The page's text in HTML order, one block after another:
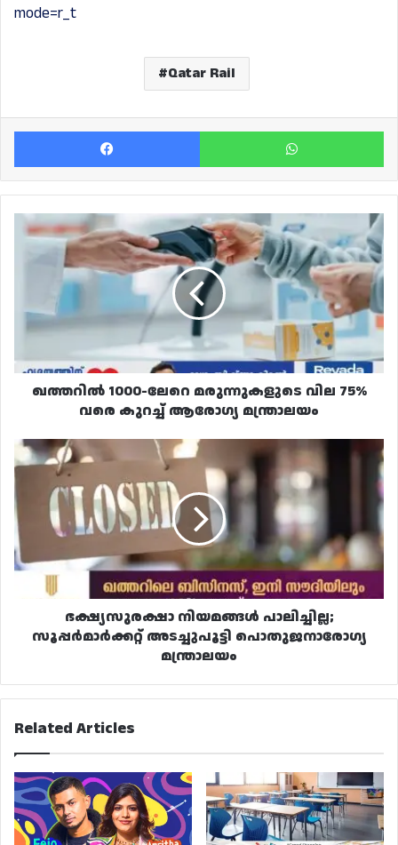
mode=r_t
Qatar Rail
Facebook
ഖത്തറിൽ
1000-
ലേറെ
മരുന്നുകളുടെ
75%
വരെ
ആരോഗ്യ
മന്ത്രാലയം
ഖത്തറിൽ 1000-ലേറെ മരുന്നുകളുടെ വില 75%
വരെ കുറച്ച് ആരോഗ്യ മന്ത്രാലയം
ഭക്ഷ്യസുരക്ഷാ
നിയമങ്ങൾ
പാലിച്ചില്ല;
സൂപ്പർമാർക്കറ്റ്
അടച്ചുപൂട്ടി
പൊതുജനാരോഗ്യ
മന്ത്രാലയം
ഭക്ഷ്യസുരക്ഷാ നിയമങ്ങൾ പാലിച്ചില്ല;
സൂപ്പർമാർക്കറ്റ് അടച്ചുപൂട്ടി പൊതുജനാരോഗ്യ
മന്ത്രാലയം
Related Articles